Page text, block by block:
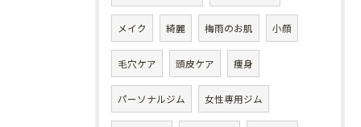
メイク 綺麗 梅雨のお肌 小顔
毛穴ケア 頭皮ケア 痩身
パーソナルジム 女性専用ジム